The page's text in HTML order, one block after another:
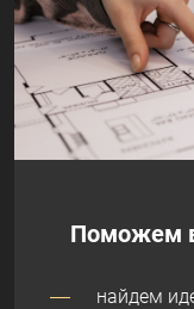
Поможем
найдем